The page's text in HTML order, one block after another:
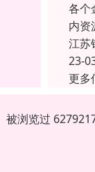
各个
内资
江苏
23-
更多
被浏览过